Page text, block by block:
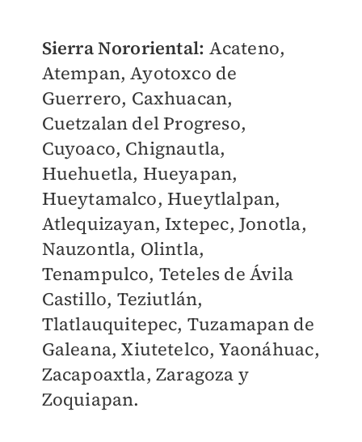
Sierra Nororiental: Acateno,
Atempan, Ayotoxco de
Guerrero, Caxhuacan,
Cuetzalan del Progreso,
Cuyoaco, Chignautla,
Huehuetla, Hueyapan,
Hueytamalco, Hueytlalpan,
Atlequizayan, Ixtepec, Jonotla,
Nauzontla, Olintla,
Tenampulco, Teteles de Ávila
Castillo, Teziutlán,
Tlatlauquitepec, Tuzamapan de
Galeana, Xiutetelco, Yaonáhuac,
Zacapoaxtla, Zaragoza y
Zoquiapan.